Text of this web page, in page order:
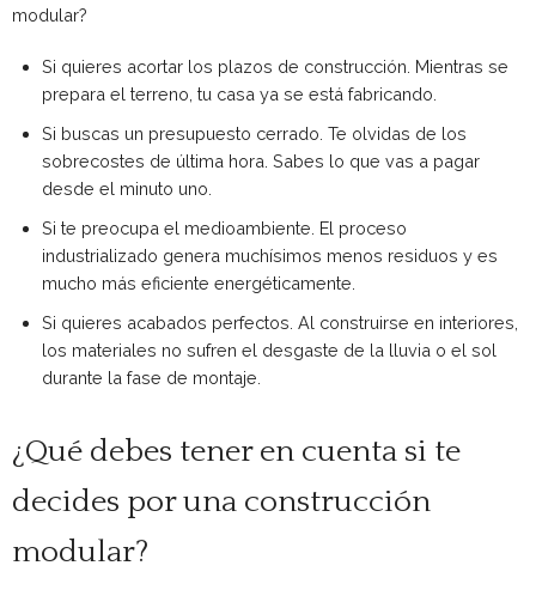
modular?
Si quieres acortar los plazos de construcción. Mientras se
prepara el terreno, tu casa ya se está fabricando.
Si buscas un presupuesto cerrado. Te olvidas de los
sobrecostes de última hora. Sabes lo que vas a pagar
desde el minuto uno.
Si te preocupa el medioambiente. El proceso
industrializado genera muchísimos menos residuos y es
mucho más eficiente energéticamente.
Si quieres acabados perfectos. Al construirse en interiores,
los materiales no sufren el desgaste de la lluvia o el sol
durante la fase de montaje.
¿Qué debes tener en cuenta si te
decides por una construcción
modular?